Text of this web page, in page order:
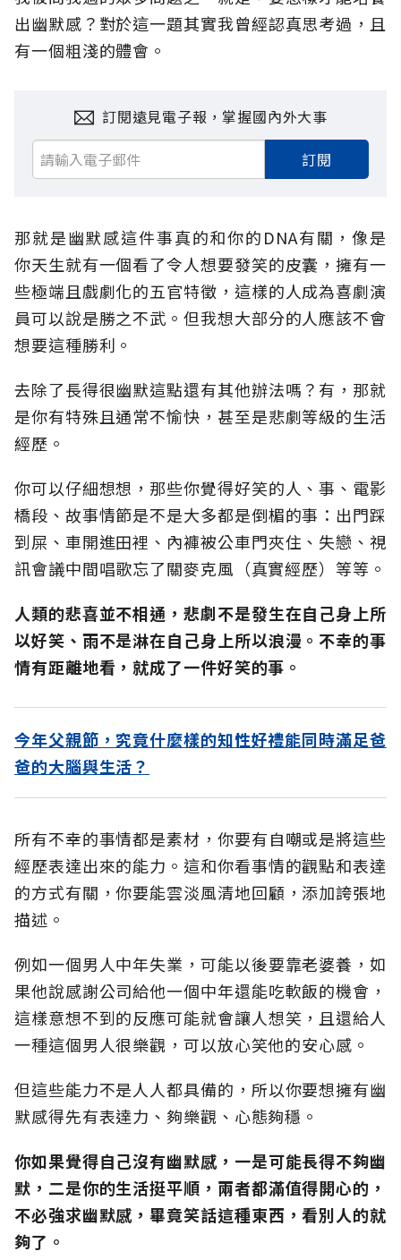
出幽默感？對於這一題其實我曾經認真思考過，且
有一個粗淺的體會。
訂閱遠見電子報，掌握國內外大事
訂閱
那就是幽默感這件事真的和你的DNA有關，像是
你天生就有一個看了令人想要發笑的皮囊，擁有一
些極端且戲劇化的五官特徵，這樣的人成為喜劇演
員可以說是勝之不武。但我想大部分的人應該不會
想要這種勝利。
去除了長得很幽默這點還有其他辦法嗎？有，那就
是你有特殊且通常不愉快，甚至是悲劇等級的生活
經歷。
你可以仔細想想，那些你覺得好笑的人、事、電影
橋段、故事情節是不是大多都是倒楣的事：出門踩
到屎、車開進田裡、內褲被公車門夾住、失戀、視
訊會議中間唱歌忘了關麥克風（真實經歷）等等。
人類的悲喜並不相通，悲劇不是發生在自己身上所
以好笑、雨不是淋在自己身上所以浪漫。不幸的事
情有距離地看，就成了一件好笑的事。
今年父親節，究竟什麼樣的知性好禮能同時滿足爸
爸的大腦與生活？
所有不幸的事情都是素材，你要有自嘲或是將這些
經歷表達出來的能力。這和你看事情的觀點和表達
的方式有關，你要能雲淡風清地回顧，添加誇張地
描述。
例如一個男人中年失業，可能以後要靠老婆養，如
果他說感謝公司給他一個中年還能吃軟飯的機會，
這樣意想不到的反應可能就會讓人想笑，且還給人
一種這個男人很樂觀，可以放心笑他的安心感。
但這些能力不是人人都具備的，所以你要想擁有幽
默感得先有表達力、夠樂觀、心態夠穩。
你如果覺得自己沒有幽默感，一是可能長得不夠幽
默，二是你的生活挺平順，兩者都滿值得開心的，
不必強求幽默感，畢竟笑話這種東西，看別人的就
夠了。